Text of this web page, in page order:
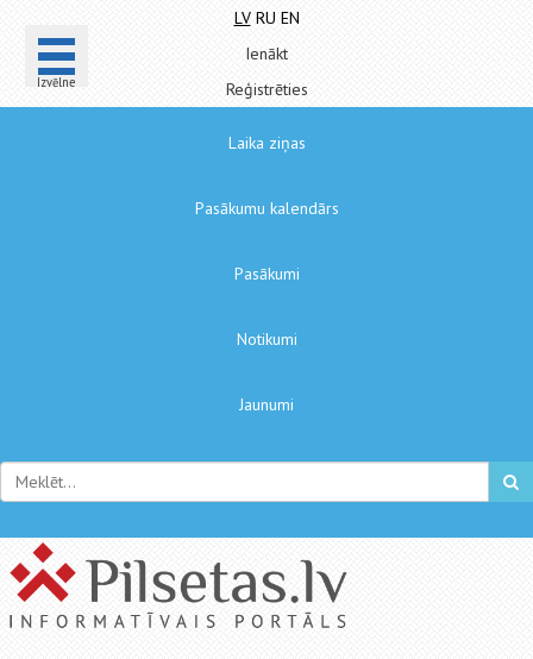
Izvēlne
LV RU EN
Ienākt
Reģistrēties
Laika ziņas
Pasākumu kalendārs
Pasākumi
Notikumi
Jaunumi